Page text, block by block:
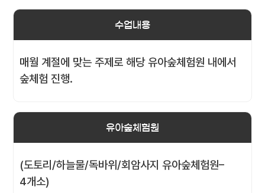
수업내용
매월 계절에 맞는 주제로 해당 유아숲체험원 내에서
숲체험 진행.
유아숲체험원
(도토리/하늘물/독바위/회암사지 유아숲체험원–
4개소)